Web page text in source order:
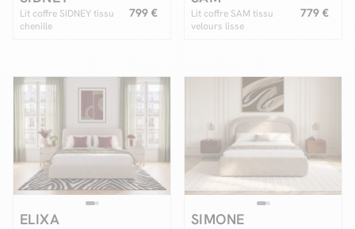
Lit coffre SIDNEY tissu
chenille
799 €
Lit coffre SAM tissu
velours lisse
779 €
ELIXA SIMONE